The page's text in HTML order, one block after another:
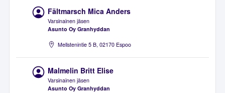
Fältmarsch Mica Anders
Varsinainen jäsen
Asunto Oy Granhyddan
Mellstenintie 5 B, 02170 Espoo
Malmelin Britt Elise
Varsinainen jäsen
Asunto Oy Granhyddan